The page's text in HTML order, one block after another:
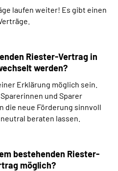
laufen weiter! Es gibt einen
Riester-Vertrag in
werden?
Erklärung möglich sein.
und Sparer
die neue Förderung sinnvoll
beraten lassen.
bestehenden Riester-
möglich?